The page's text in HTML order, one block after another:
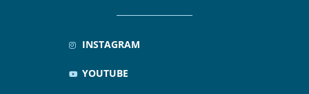
INSTAGRAM
YOUTUBE